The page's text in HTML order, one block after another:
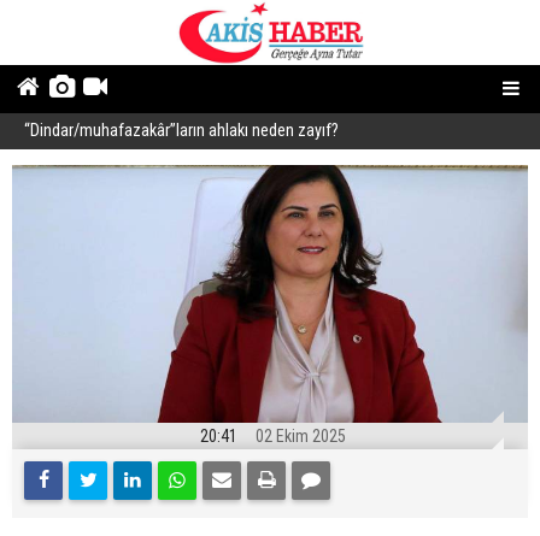
“Dindar/muhafazakâr”ların ahlakı neden zayıf?
20:41 02 Ekim 2025